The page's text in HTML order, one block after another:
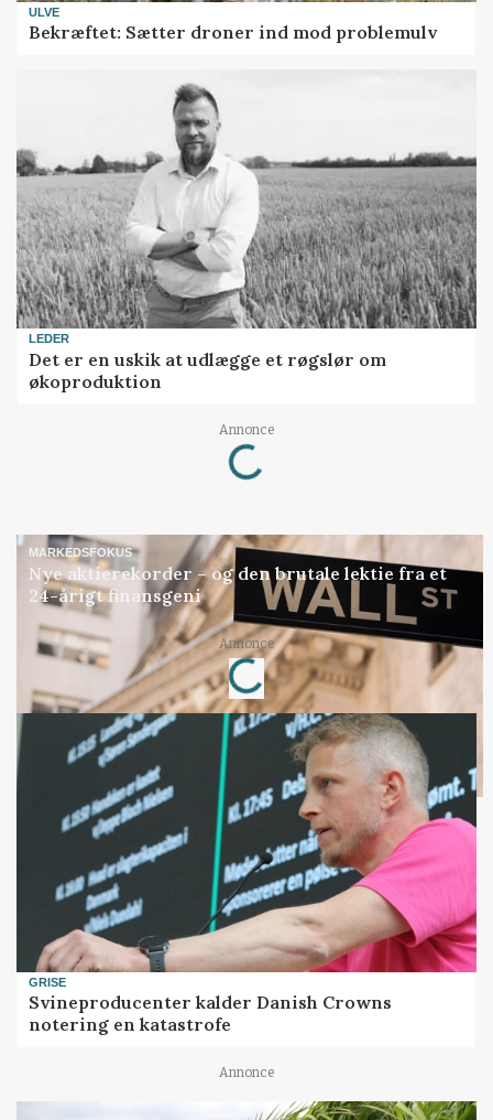
ULVE
Bekræftet: Sætter droner ind mod problemulv
LEDER
Det er en uskik at udlægge et røgslør om
økoproduktion
Annonce
Loading...
MARKEDSFOKUS
Nye aktierekorder – og den brutale lektie fra et
24-årigt finansgeni
Annonce
Loading...
GRISE
Svineproducenter kalder Danish Crowns
notering en katastrofe
Annonce